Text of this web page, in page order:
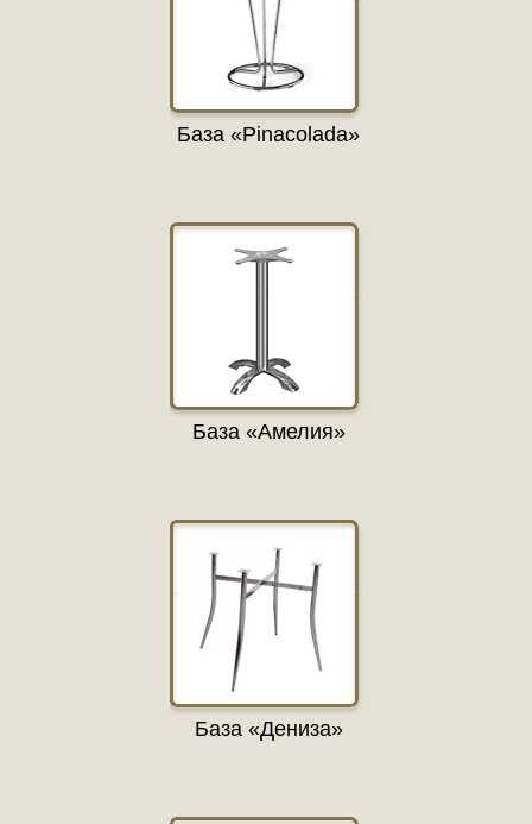
База «Pinacolada»
База «Амелия»
База «Дениза»